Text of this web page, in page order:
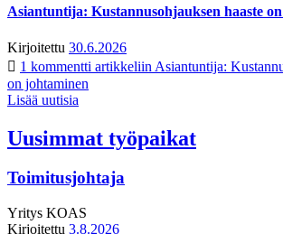
Asiantuntija: Kustannusohjauksen haaste
Kirjoitettu 30.6.2026
1 kommentti artikkeliin Asiantuntija:
on johtaminen
Lisää uutisia
Uusimmat työpaikat
Toimitusjohtaja
Yritys KOAS
Kirjoitettu 3.8.2026